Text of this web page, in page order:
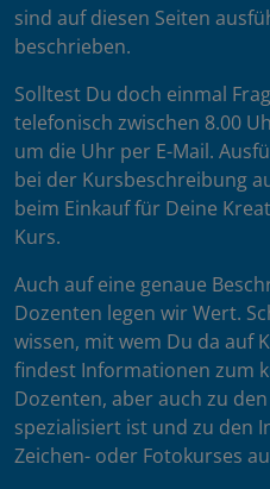
sind auf diesen Seiten
beschrieben.
Solltest Du doch einmal
telefonisch zwischen 8.00
um die Uhr per E-Mail.
bei der Kursbeschreibung
beim Einkauf für Deine
Kurs.
Auch auf eine genaue
Dozenten legen wir Wert.
wissen, mit wem Du da auf
findest Informationen zum
Dozenten, aber auch zu
spezialisiert ist und zu den
Zeichen- oder Fotokurses